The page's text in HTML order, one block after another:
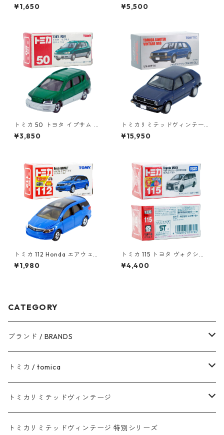
10392507
¥1,650
北斗星 #10486459
¥5,500
トミカ 50 トヨタ イプサム #1
0306672
¥3,850
トミカリミテッドヴィンテー
ジネオ LV-N71b フォルクスワ
ーゲン ゴルフⅡ CLi #362299
¥15,950
トミカ 112 Honda エアウェイ
ブ #10723943
¥1,980
トミカ 115 トヨタ ヴォクシー
（初回特別仕様）#10801764
¥4,400
CATEGORY
ブランド / BRANDS
トヨタ / TOYOTA
ダイハツ / DAIHATSU
マツダ / MAZDA
トミカ / tomica
赤箱 - 現行トミカ
赤箱 - 限定トミカ 初回特別カラー
トミカリミテッドヴィンテージ
TLV - NEW LINEUP
トミカリミテッドヴィンテージ 特別シリーズ